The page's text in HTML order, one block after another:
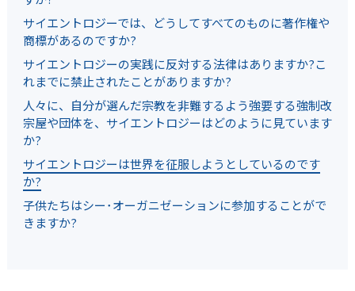
サイエントロジーでは、どうしてすべてのものに著作権や
商標があるのですか?
サイエントロジーの実践に反対する法律はありますか?こ
れまでに禁止されたことがありますか?
人々に、自分が選んだ宗教を非難するよう強要する強制改
宗屋や団体を、サイエントロジーはどのように見ています
か?
サイエントロジーは世界を征服しようとしているのです
か?
子供たちはシー･オーガニゼーションに参加することがで
きますか?